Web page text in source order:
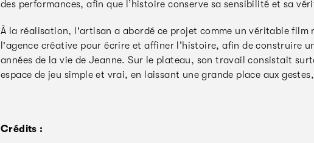
des performances, afin que l’histoire conserve sa sensibilité et sa
À la réalisation, l'artisan a abordé ce projet comme un véritable
l'agence créative pour écrire et affiner l’histoire, afin de construire
années de la vie de Jeanne. Sur le plateau, son travail consistait
espace de jeu simple et vrai, en laissant une grande place aux
Crédits :